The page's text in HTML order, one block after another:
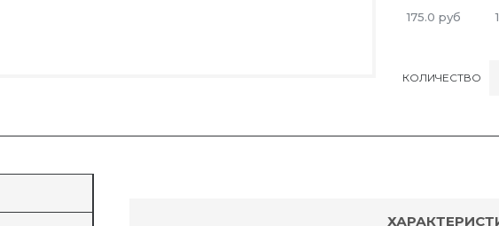
175.0 руб
КОЛИЧЕСТВО